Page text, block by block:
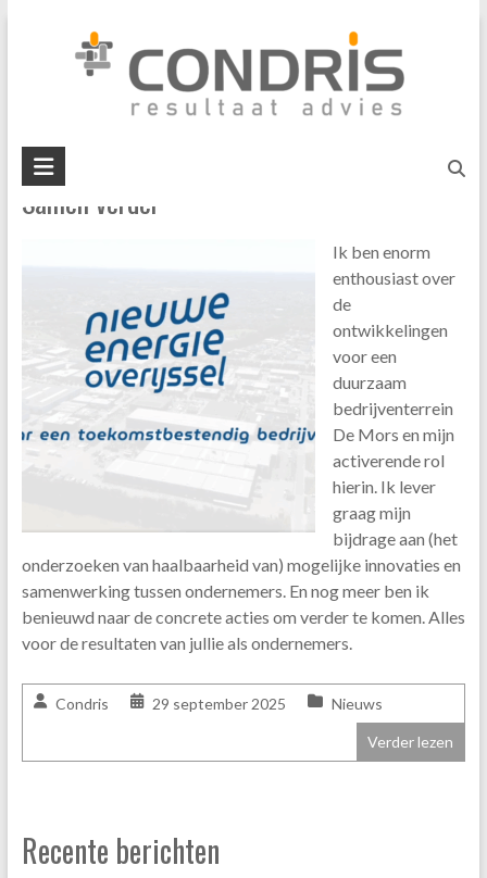
Condris
resultaat
netcongestie
U bent hier:Home » netcongestie
Samen verder
Ik ben enorm
enthousiast over
de
ontwikkelingen
voor een
duurzaam
bedrijventerrein
De Mors en mijn
activerende rol
hierin. Ik lever
graag mijn
bijdrage aan (het
onderzoeken van haalbaarheid van) mogelijke innovaties en
samenwerking tussen ondernemers. En nog meer ben ik
benieuwd naar de concrete acties om verder te komen. Alles
voor de resultaten van jullie als ondernemers.
Condris 29 september 2025 Nieuws
Verder lezen
Recente berichten